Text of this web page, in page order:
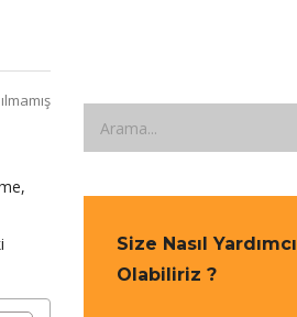
Size Nasıl Yardımcı
Olabiliriz ?